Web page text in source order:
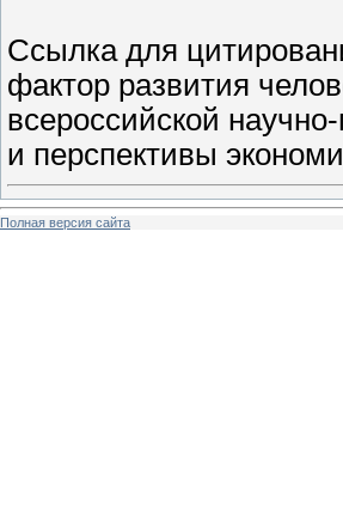
Ссылка для
фактор развития
всероссийской
и перспективы
Полная версия сайта